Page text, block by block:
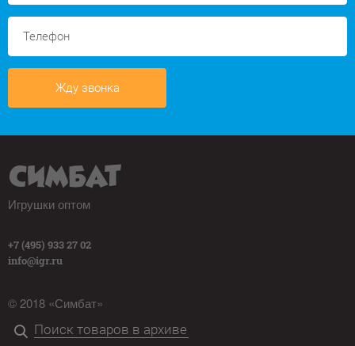
Жду звонка
Игрушки оптом
+7 (495) 933 27 02
info@igr.ru
© 2018 «Симбат»